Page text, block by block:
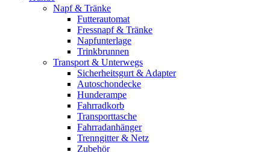
Napf & Tränke
Futterautomat
Fressnapf & Tränke
Napfunterlage
Trinkbrunnen
Transport & Unterwegs
Sicherheitsgurt & Adapter
Autoschondecke
Hunderampe
Fahrradkorb
Transporttasche
Fahrradanhänger
Trenngitter & Netz
Zubehör